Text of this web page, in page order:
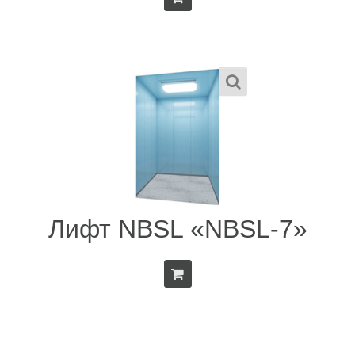
Лифт NBSL «NBSL-7»